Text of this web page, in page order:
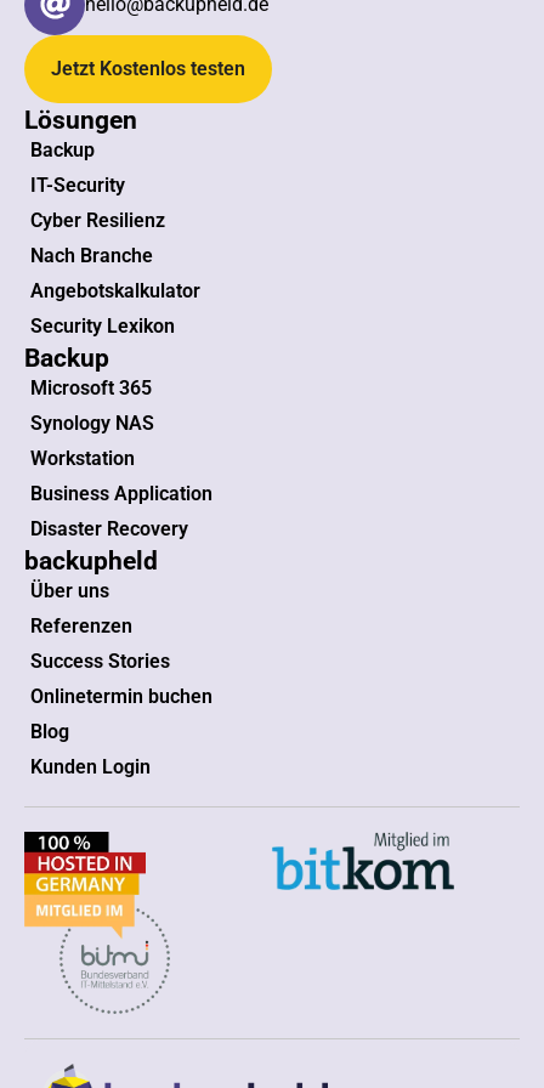
Jetzt Kostenlos testen
Lösungen
Backup
IT-Security
Cyber Resilienz
Nach Branche
Angebotskalkulator
Security Lexikon
Backup
Microsoft 365
Synology NAS
Workstation
Business Application
Disaster Recovery
backupheld
Über uns
Referenzen
Success Stories
Onlinetermin buchen
Blog
Kunden Login